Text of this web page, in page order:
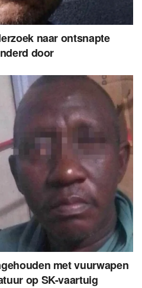
naar ontsnapte
door
met vuurwapen
op SK-vaartuig